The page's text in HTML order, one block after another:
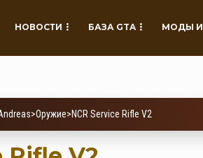
НОВОСТИ БАЗА GTA МОДЫ
>Оружие>NCR Service Rifle V2